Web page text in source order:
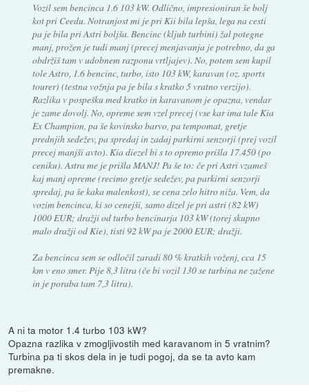
Vozil sem bencinca 1.6 103 kW. Odlično, impresioniran še bolj
kot pri Ceedu. Notranjost mi je pri Kii bila lepša, lega na cesti
pa je bila pri Astri boljša. Bencinc (kljub turbini) žal potegne
manj, prožen je tudi manj (precej menjavanja je potrebno, da ga
obdržiš tam v udobnem razponu vrtljajev). No, potem sem kupil
tole Astro, 1.6 bencinc, turbo, isto 103 kW, karavan (oz. sports
tourer) (testna vožnja pa je bila s kratko 5 vratno verzijo).
Razlika v pospešku med kratko in karavanom je opazna, vendar
je zame dovolj. No, opreme sem vzel precej (vse kar ima tale Kia
Ex Champion, pa še kovinsko barvo, pa tempomat, gretje
prednjih sedežev, pa spredaj in zadaj parkirni senzorji (prej vozil
precej manjši avto). Kia diezel bi s to opremo prišla 17.450 (po
ceniku). Astra me je prišla MANJ! Pa še to: če pri Astri vzameš
kaj manj opreme (recimo gretje sedežev, pa parkirni senzorji
spredaj, pa še kaka malenkost), se cena zelo hitro niža. Vem, da
vozim bencinca, ki so cenejši, samo dizel je pri astri (82 kW)
1000 EUR; dražji od turbo bencinarja 103 kW (torej skupno
malo dražji od Kie), tisti 92 kW pa je 2000 EUR; dražji.
Za bencinca sem se odločil zaradi 80 % kratkih voženj, cca 15
km v eno smer. Pije 8,3 litra (če bi vozil 130 se turbina ne zažene
in je poraba tam 7,3 litra).
A ni ta motor 1.4 turbo 103 kW?
Opazna razlika v zmogljivostih med karavanom in 5 vratnim?
Turbina pa ti skos dela in je tudi pogoj, da se ta avto kam
premakne.